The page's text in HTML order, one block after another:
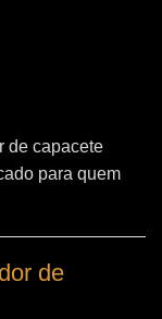
de capacete
para quem
de